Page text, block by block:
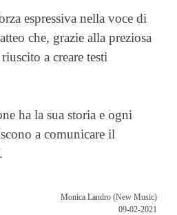
espressiva nella voce di
che, grazie alla preziosa
a creare testi
ha la sua storia e ogni
a comunicare il
Monica Landro (New Music)
09-02-2021